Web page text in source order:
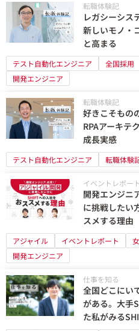
転職体験記
レガシーシス
新しいモノ・
と高まる
テスト自動化エンジニア 全国採用
開発エンジニア
転職体験記
好きこそもの
RPAアーキテ
成長実感
テスト自動化エンジニア 転職体験
イベントレポート
開発エンジニ
に挑戦したい
スメする理由
アジャイル イベントレポート
開発エンジニア
仕事を知る
全国どこにい
がある。大手
た私がみる